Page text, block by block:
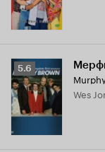
Рейтинг
Кинопоиска
5.6
5.6
Wes